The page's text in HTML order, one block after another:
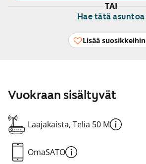
TAI
Hae tätä asuntoa
Lisää suosikkeihin
Vuokraan sisältyvät
Laajakaista, Telia 50 M
OmaSATO